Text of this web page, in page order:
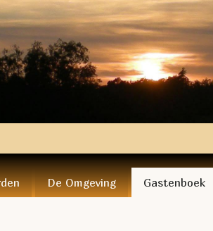
De Omgeving Gastenboek